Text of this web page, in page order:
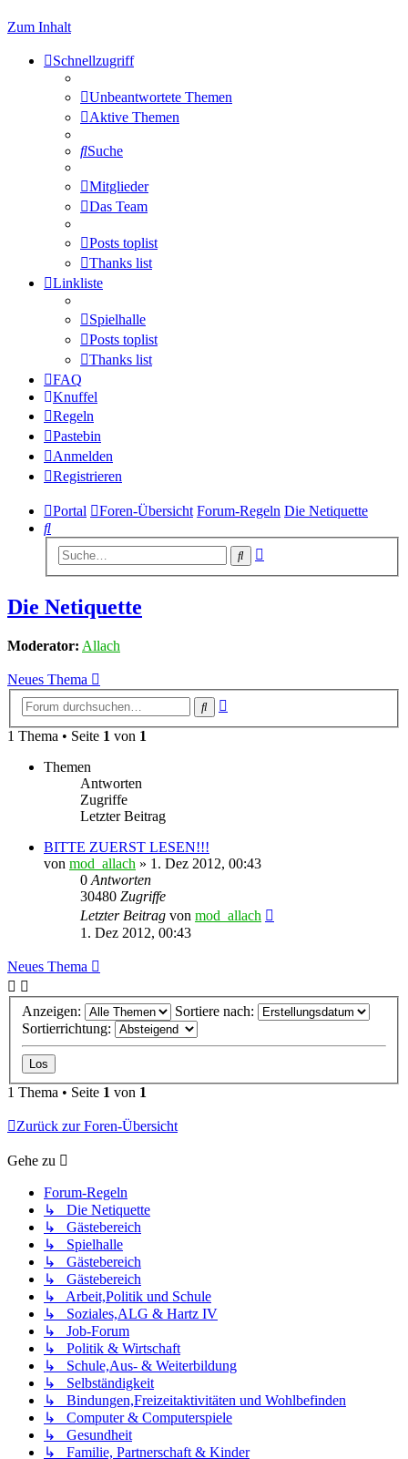
Zum Inhalt
Schnellzugriff
Unbeantwortete Themen
Aktive Themen
Suche
Mitglieder
Das Team
Posts toplist
Thanks list
Linkliste
Spielhalle
Posts toplist
Thanks list
FAQ
Knuffel
Regeln
Pastebin
Anmelden
Registrieren
Portal Foren-Übersicht Forum-Regeln Die Netiquette
Suche
Suche
Die Netiquette
Moderator: Allach
Neues Thema
Suche
1 Thema • Seite 1 von 1
Themen
Antworten
Zugriffe
Letzter Beitrag
BITTE ZUERST LESEN!!!
von mod_allach » 1. Dez 2012, 00:43
0Antworten
30480 Zugriffe
Letzter Beitrag von mod_allach
1. Dez 2012, 00:43
Neues Thema
Anzeigen:
Sortiere nach:
Sortierrichtung:
1 Thema • Seite 1 von 1
Zurück zur Foren-Übersicht
Gehe zu
Forum-Regeln
↳ Die Netiquette
↳ Gästebereich
↳ Spielhalle
↳ Gästebereich
↳ Gästebereich
↳ Arbeit,Politik und Schule
↳ Soziales,ALG & Hartz IV
↳ Job-Forum
↳ Politik & Wirtschaft
↳ Schule,Aus- & Weiterbildung
↳ Selbständigkeit
↳ Bindungen,Freizeitaktivitäten und Wohlbefinden
↳ Computer & Computerspiele
↳ Gesundheit
↳ Familie, Partnerschaft & Kinder